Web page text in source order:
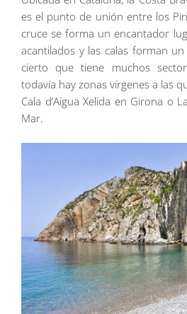
es el punto de unión entre los
cruce se forma un encantador
acantilados y las calas forman un
cierto que tiene muchos
todavía hay zonas vírgenes a las
Cala d’Aigua Xelida en Girona o
Mar.